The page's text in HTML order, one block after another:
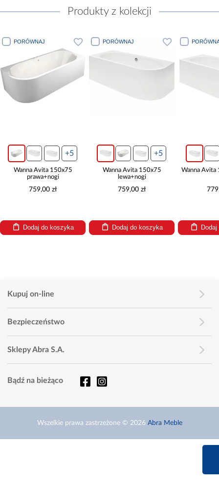
Produkty z kolekcji
PORÓWNAJ
+5
Wanna Avita 150x75
prawa+nogi
759,00 zł
Dodaj do koszyka
PORÓWNAJ
+5
Wanna Avita 150x75
lewa+nogi
759,00 zł
Dodaj do koszyka
Wanna
Kupuj on-line
Bezpieczeństwo
Sklepy Abra S.A.
Bądź na bieżąco
Wszelkie prawa zastrzeżone © 2026 Abra Meble